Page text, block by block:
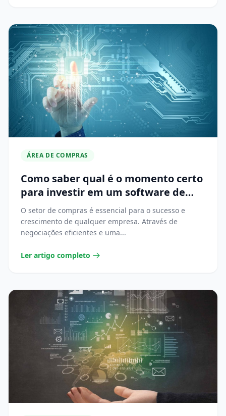
ÁREA DE COMPRAS
Como saber qual é o momento certo
para investir em um software de
compras?
O setor de compras é essencial para o sucesso e
crescimento de qualquer empresa. Através de
negociações eficientes e uma...
Ler artigo completo